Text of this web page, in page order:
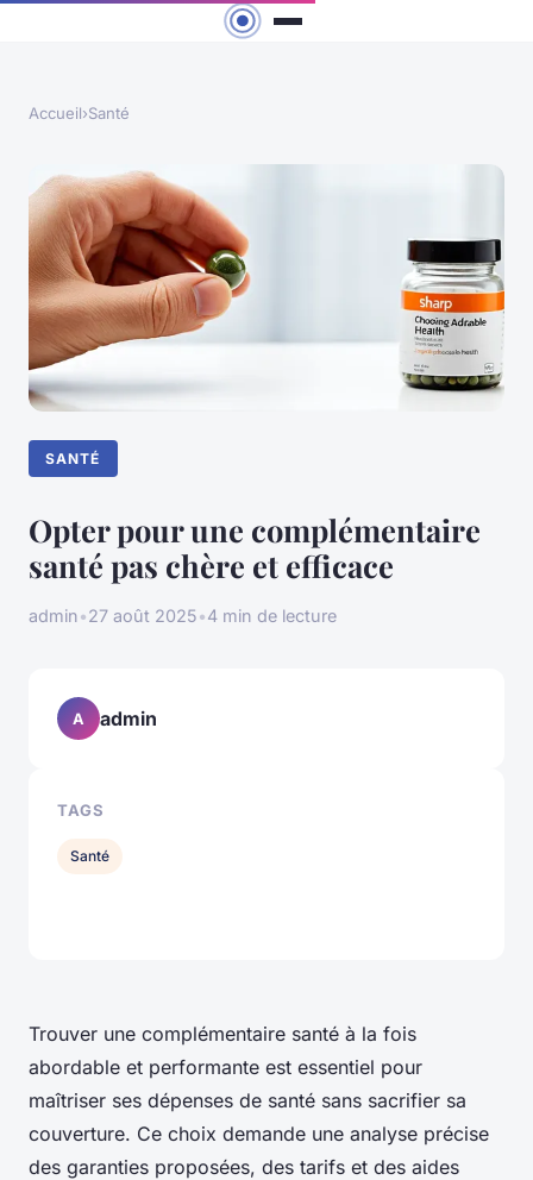
Accueil›Santé
SANTÉ
Opter pour une complémentaire
santé pas chère et efficace
admin•27 août 2025•4 min de lecture
Trouver une complémentaire santé à la fois
abordable et performante est essentiel pour
maîtriser ses dépenses de santé sans sacrifier sa
couverture. Ce choix demande une analyse précise
des garanties proposées, des tarifs et des aides
A admin
TAGS
Santé